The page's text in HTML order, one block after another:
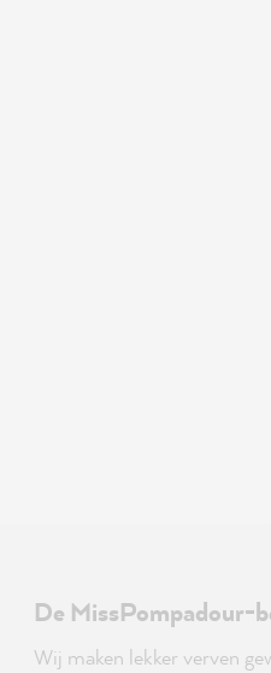
De MissPompadour-
Wij maken lekker verven